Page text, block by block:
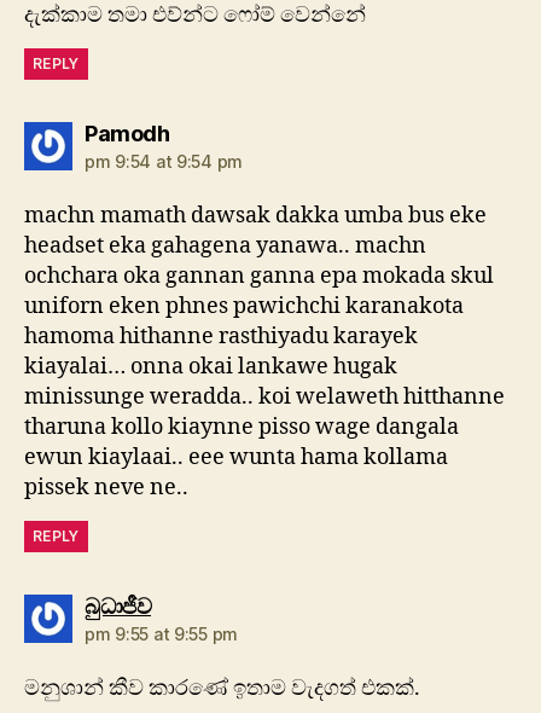
දැක්කාම තමා එව්න්ට ෆෝම් වෙන්නේ
REPLY
Pamodhsays:
pm 9:54 at 9:54 pm
machn mamath dawsak dakka umba bus eke
headset eka gahagena yanawa.. machn
ochchara oka gannan ganna epa mokada skul
uniforn eken phnes pawichchi karanakota
hamoma hithanne rasthiyadu karayek
kiayalai… onna okai lankawe hugak
minissunge weradda.. koi welaweth hitthanne
tharuna kollo kiaynne pisso wage dangala
ewun kiaylaai.. eee wunta hama kollama
pissek neve ne..
REPLY
බුධාජීවsays:
pm 9:55 at 9:55 pm
මනුශාන් කීව කාරණේ ඉතාම වැදගත් එකක්.